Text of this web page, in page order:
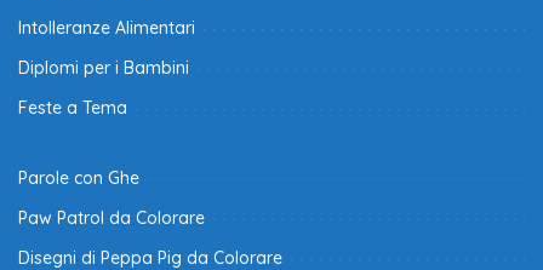
Intolleranze Alimentari
Diplomi per i Bambini
Feste a Tema
Parole con Ghe
Paw Patrol da Colorare
Disegni di Peppa Pig da Colorare